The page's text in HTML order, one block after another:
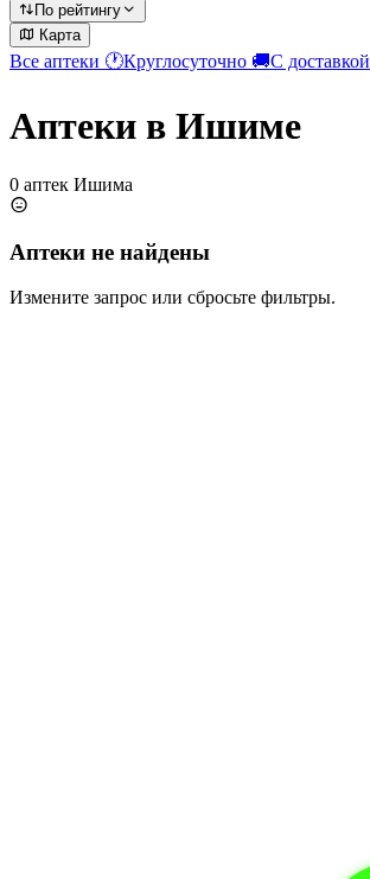
По рейтингу
Карта
Все аптеки 🕐Круглосуточно 🚚С доставкой
Аптеки в Ишиме
0 аптек Ишима
Аптеки не найдены
Измените запрос или сбросьте фильтры.